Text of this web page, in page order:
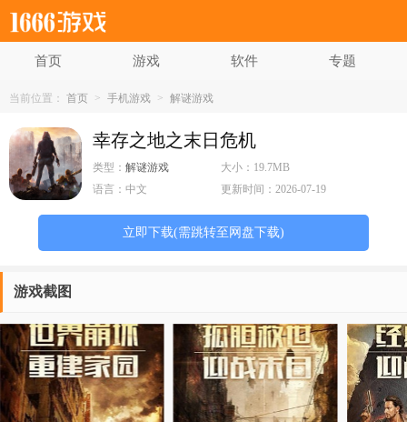
首页 游戏 软件 专题
当前位置： 首页 > 手机游戏 > 解谜游戏
幸存之地之末日危机
类型： 解谜游戏 大小： 19.7MB
语言： 中文 更新时间：2026-07-19
立即下载(需跳转至网盘下载)
游戏截图